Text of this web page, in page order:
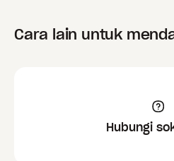
Cara lain untuk
Hubungi